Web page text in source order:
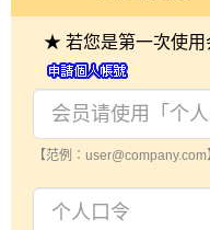
★ 若您是第一次使用
【范例：user@company.com